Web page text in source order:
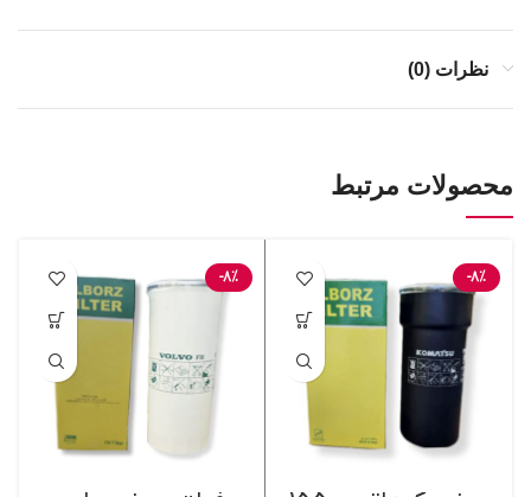
نظرات (0)
محصولات مرتبط
-8%
-8%